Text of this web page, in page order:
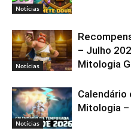
Notícias
Notícias
– Julho
Mitologia
Notícias
Calendário
Mitologia